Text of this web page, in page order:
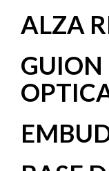
ALZA
GUION